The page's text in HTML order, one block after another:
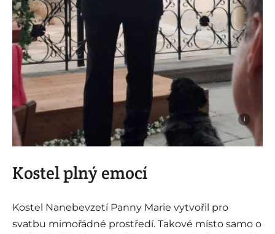
i
Kostel plný emocí
Kostel Nanebevzetí Panny Marie vytvořil pro
svatbu mimořádné prostředí. Takové místo samo o